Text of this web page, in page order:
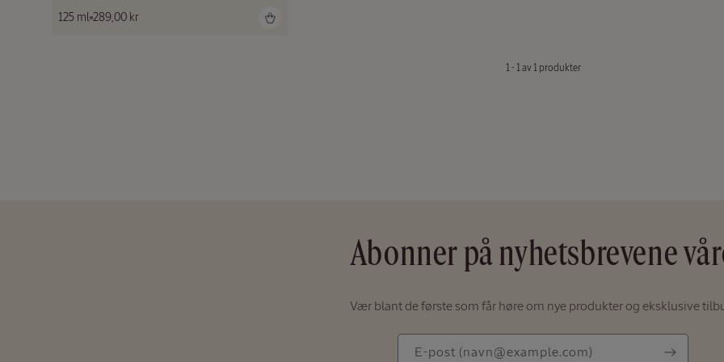
Vanlig
125 ml 289,00 kr
1 - 1 av 1 produkter
Abonner på nyhetsbrevene
Vær blant de første som får høre om nye produkter og eksklusive
E-post (navn@example.com)